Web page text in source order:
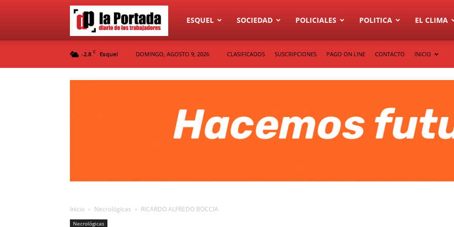
Diario
ESQUEL SOCIEDAD POLICIALES POLITICA EL CLIMA
-2.8 C Esquel DOMINGO, AGOSTO 9, 2026 CLASIFICADOS SUSCRIPCIONES PAGO ON LINE CONTACTO INICIO
Inicio Necrológicas RICARDO ALFREDO BOCCIA
Necrológicas